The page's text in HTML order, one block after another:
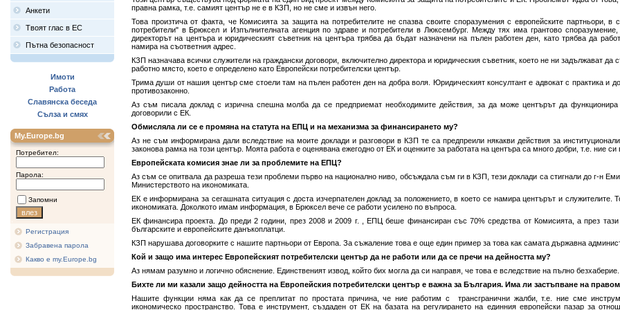
Анкети
Твоят глас в ЕС
Пътна безопасност
Имоти
Работа
Славянска беседа
Сълза и смях
My.Europe.bg
Потребител:
Парола:
Запомни
Регистрация
Забравена парола
Какво е my.Europe.bg
правна рамка, т.е. самият център не е в КЗП, но не сме и извън него.
Това произтича от факта, че Комисията за защита на потребителите не спазва своите споразумения с европейските партньори, в
потребители" в Брюксел и Изпълнителната агенция по здраве и потребители в Люксембург. Между тях има грантово
директорът на центъра и юридическият съветник на центъра трябва да бъдат назначени на пълен работен ден, като трябва да
намира на съответния адрес.
КЗП назначава всички служители на граждански договори, включително директора и юридическия съветник, което не ни задължават
работно място, което е определено като Европейски потребителски център.
Трима души от нашия център сме стоели там на пълен работен ден на добра воля. Юридическият консултант е адвокат с практика и
противозаконно.
Аз съм писала доклад с изрична спешна молба да се предприемат необходимите действия, за да може центърът да
договорили с ЕК.
Обмисляла ли се е промяна на статута на ЕПЦ и на механизма за финансирането му?
Аз не съм информирана дали вследствие на моите доклади и разговори в КЗП те са предпреили някакви действия за
законова рамка на този център. Моята работа е оценявана ежегодно от ЕК и оценките за работата на центъра са много добри, т.е. ние
Европейската комисия знае ли за проблемите на ЕПЦ?
Аз съм се опитвала да разреша тези проблеми първо на национално ниво, обсъждала съм ги в КЗП, тези доклади са стигнали до г-н
Министерството на икономиката.
ЕК е информирана за сегашната ситуация с доста изчерпателен доклад за положението, в което се намира центърът и служителите.
икономиката. Доколкото имам информация, в Брюксел вече се работи усилено по въпроса.
ЕК финансира проекта. До преди 2 години, през 2008 и 2009 г. , ЕПЦ беше финансиран със 70% средства от Комисията, а през
българските и европейските данъкоплатци.
КЗП нарушава договорките с нашите партньори от Европа. За съжаление това е още един пример за това как самата държавна
Кой и защо има интерес Европейският потребителски център да не работи или да се пречи на дейността му?
Аз нямам разумно и логично обяснение. Единственият извод, който бих могла да си направя, че това е вследствие на пълно безхаберие.
Бихте ли ми казали защо дейността на Европейския потребителски център е важна за България. Има ли застъпване на
Нашите функции няма как да се преплитат по простата причина, че ние работим с трансгранични жалби, т.е. ние сме
икономическо пространство. Това е инструмент, създаден от ЕК на базата на регулирането на единния европейски пазар за